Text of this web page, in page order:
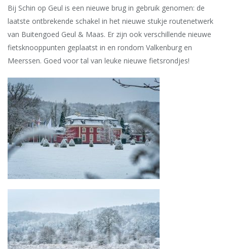
Bij Schin op Geul is een nieuwe brug in gebruik genomen: de
laatste ontbrekende schakel in het nieuwe stukje routenetwerk
van Buitengoed Geul & Maas. Er zijn ook verschillende nieuwe
fietsknooppunten geplaatst in en rondom Valkenburg en
Meerssen. Goed voor tal van leuke nieuwe fietsrondjes!